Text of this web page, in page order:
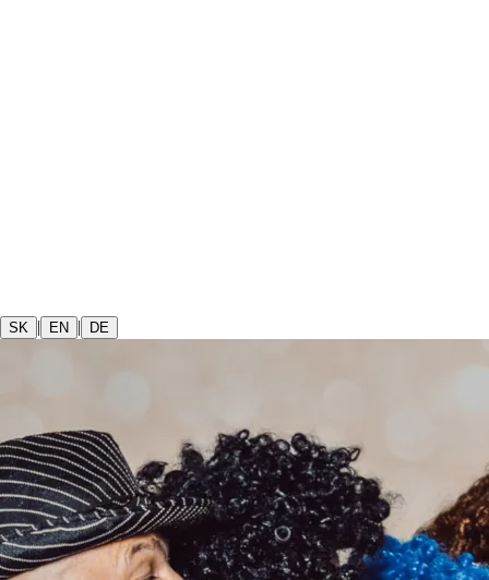
SK | EN | DE